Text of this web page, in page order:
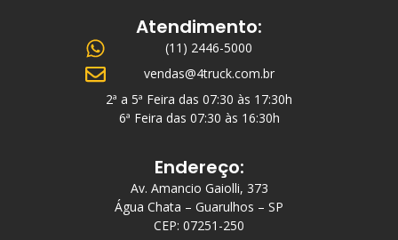
Atendimento:
(11) 2446-5000
vendas@4truck.com.br
2ª a 5ª Feira das 07:30 às 17:30h
6ª Feira das 07:30 às 16:30h
Endereço:
Av. Amancio Gaiolli, 373
Água Chata – Guarulhos – SP
CEP: 07251-250